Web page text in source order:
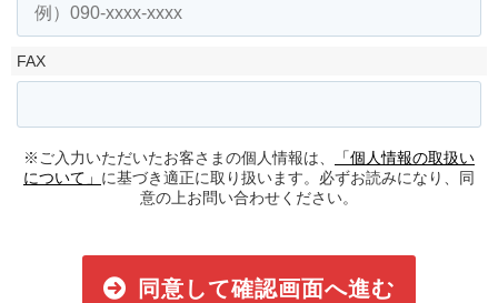
FAX
※ご入力いただいたお客さまの個人情報は、
「個人情報の取扱い
について」 に基づき適正に取り扱います。必ずお読みになり、同
意の上お問い合わせください。
同意して確認画面へ進む